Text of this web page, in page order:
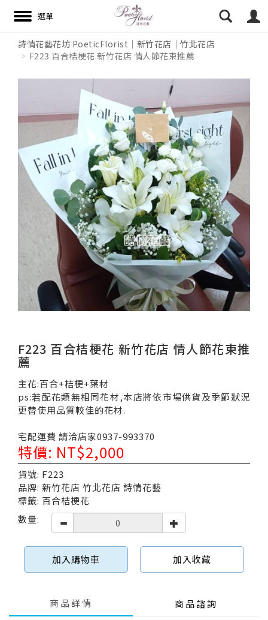
詩情花藝花坊 PoeticFlorist｜新竹花店｜竹北花店
F223 百合桔梗花 新竹花店 情人節花束推薦
F223 百合桔梗花 新竹花店 情人節花束推
薦
主花:百合+桔梗+葉材
ps:若配花類無相同花材,本店將依市場供貨及季節狀況
更替使用品質較佳的花材.
宅配運費 請洽店家0937-993370
特價: NT$2,000
貨號: F223
品牌: 新竹花店 竹北花店 詩情花藝
標籤: 百合桔梗花
數量:
加入購物車 加入收藏
商品詳情 商品諮詢